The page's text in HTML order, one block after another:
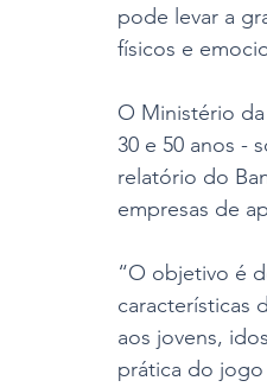
pode levar a
físicos e
O Ministério
30 e 50 anos -
relatório do
empresas de
“O objetivo é
características
aos jovens,
prática do